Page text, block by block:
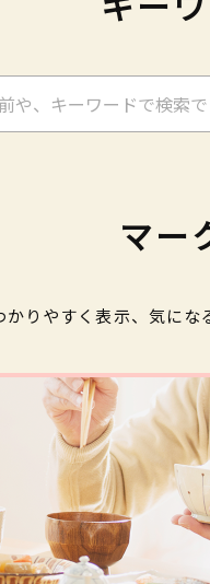
マー
りやすく表示、気に